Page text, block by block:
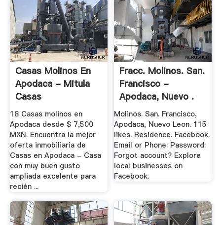
Casas Molinos En
Apodaca - Mitula
Casas
18 Casas molinos en
Apodaca desde $ 7,500
MXN. Encuentra la mejor
oferta inmobiliaria de
Casas en Apodaca - Casa
con muy buen gusto
ampliada excelente para
recién ...
Fracc. Molinos. San.
Francisco -
Apodaca, Nuevo .
Molinos. San. Francisco,
Apodaca, Nuevo Leon. 115
likes. Residence. Facebook.
Email or Phone: Password:
Forgot account? Explore
local businesses on
Facebook.